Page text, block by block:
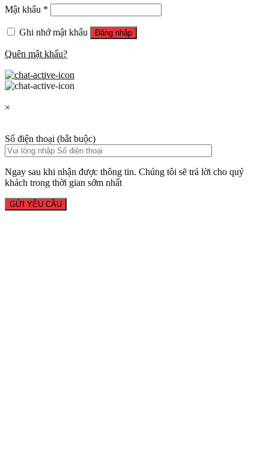
Mật khẩu *
Ghi nhớ mật khẩu Đăng nhập
Quên mật khẩu?
×
Số điện thoại (bắt buộc)
Ngay sau khi nhận được thông tin. Chúng tôi sẽ trả lời cho quý
khách trong thời gian sớm nhất